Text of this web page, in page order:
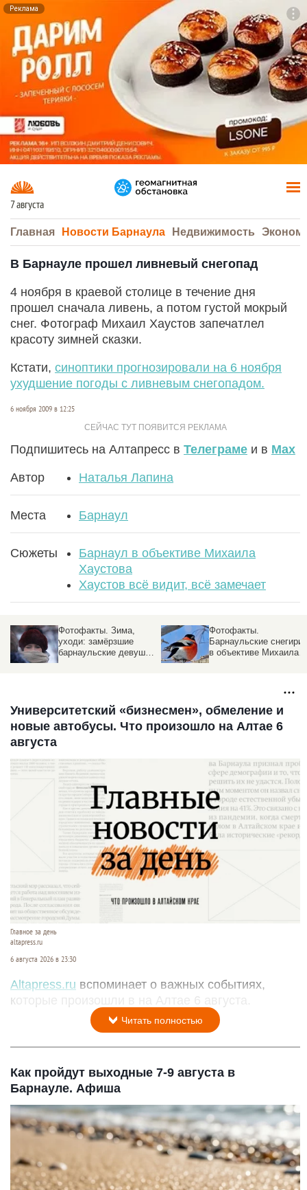
Реклама
7 августа
Главная Новости Барнаула Недвижимость
В Барнауле прошел ливневый снегопад
4 ноября в краевой столице в течение дня
прошел сначала ливень, а потом густой мокрый
снег. Фотограф Михаил Хаустов запечатлел
красоту зимней сказки.
Кстати, синоптики прогнозировали на 6 ноября
ухудшение погоды с ливневым снегопадом.
6 ноября 2009 в 12:25
Подпишитесь на Алтапресс в Телеграме и в Max
Автор Наталья Лапина
Места Барнаул
Сюжеты
Барнаул в объективе Михаила
Хаустова
Хаустов всё видит, всё замечает
Фотофакты. Зима,
уходи: замёрзшие
барнаульские девушки
Фотофакты.
Барнаульские снегири
в объективе Михаила
Университетский «бизнесмен», обмеление и
новые автобусы. Что произошло на Алтае 6
августа
Главное за день
altapress.ru
6 августа 2026 в 23:30
Altapress.ru вспоминает о важных событиях,
которые произошли в на Алтае 6 августа.
Читать полностью
Как пройдут выходные 7-9 августа в
Барнауле. Афиша